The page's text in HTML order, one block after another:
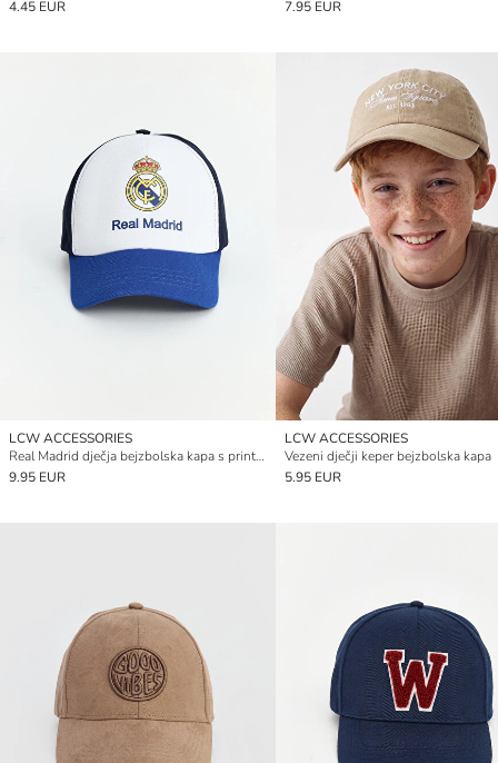
4.45 EUR 7.95 EUR
LCW ACCESSORIES
Real Madrid dječja bejzbolska kapa s printom
9.95 EUR
LCW ACCESSORIES
Vezeni dječji keper bejzbolska kapa
5.95 EUR